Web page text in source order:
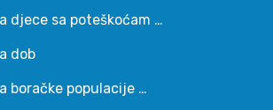
djece sa poteškoćam …
dob
boračke populacije …